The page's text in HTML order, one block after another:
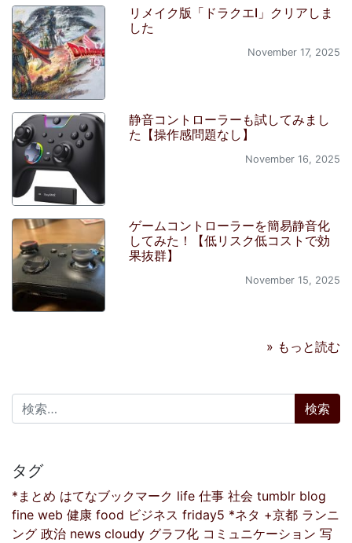
リメイク版「ドラクエI」クリアしま
した
November 17, 2025
静音コントローラーも試してみまし
た【操作感問題なし】
November 16, 2025
ゲームコントローラーを簡易静音化
してみた！【低リスク低コストで効
果抜群】
November 15, 2025
» もっと読む
検索:
タグ
*まとめ はてなブックマーク life 仕事 社会 tumblr blog
fine web 健康 food ビジネス friday5 *ネタ +京都 ランニ
ング 政治 news cloudy グラフ化 コミュニケーション 写